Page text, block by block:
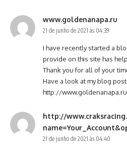
www.goldenanapa.ru
21 de junho de 2021 às 04:39
I have recently started a
provide on this site has
Thank you for all of your
Have a look at my blog post
http://www.goldenanapa.ru
http://
21 de junho de 2021 às 04:40